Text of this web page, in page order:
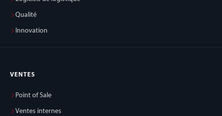
Qualité
Innovation
VENTES
Point of Sale
Ventes internes